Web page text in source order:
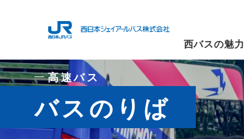
西バスの魅力
高速バス
バスのりば